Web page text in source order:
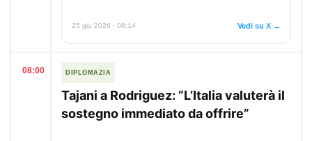
25 giu 2026 · 08:14 Vedi su X →
08:00 DIPLOMAZIA
Tajani a Rodriguez: “L’Italia valuterà il
sostegno immediato da offrire”